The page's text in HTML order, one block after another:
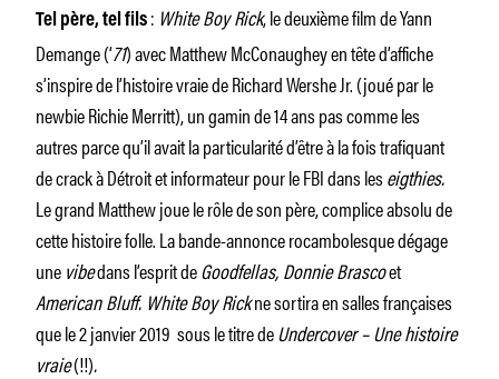
Tel père, tel fils : White Boy Rick, le deuxième film de Yann
Demange (‘71) avec Matthew McConaughey en tête d’affiche
s’inspire de l’histoire vraie de Richard Wershe Jr. (joué par le
newbie Richie Merritt), un gamin de 14 ans pas comme les
autres parce qu’il avait la particularité d’être à la fois trafiquant
de crack à Détroit et informateur pour le FBI dans leseigthies.
Le grand Matthew joue le rôle de son père, complice absolu de
cette histoire folle. La bande-annonce rocambolesque dégage
unevibedans l’esprit deGoodfellas, Donnie Brascoet
American Bluff. White Boy Rickne sortira en salles françaises
que le 2 janvier 2019 sous le titre deUndercover – Une histoire
vraie(!!).